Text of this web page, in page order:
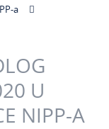
a
U
NIPP-A